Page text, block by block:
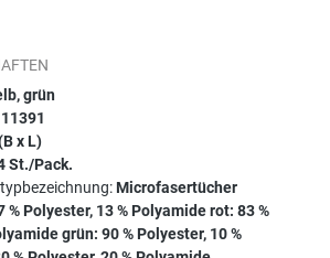
grün
x L)
St./Pack.
Microfasertücher
% Polyester, 13 % Polyamide rot: 83 %
grün: 90 % Polyester, 10 %